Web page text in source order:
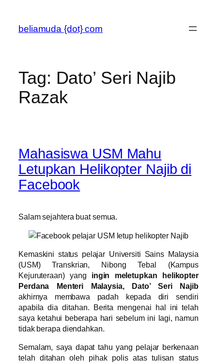
content
beliamuda {dot} com
Tag: Dato’ Seri Najib
Razak
Mahasiswa USM Mahu
Letupkan Helikopter Najib di
Facebook
Salam sejahtera buat semua.
Kemaskini status pelajar Universiti Sains Malaysia
(USM) Transkrian, Nibong Tebal (Kampus
Kejuruteraan) yang ingin meletupkan helikopter
Perdana Menteri Malaysia, Dato’ Seri Najib
akhirnya membawa padah kepada diri sendiri
apabila dia ditahan. Berita mengenai hal ini telah
saya ketahui beberapa hari sebelum ini lagi, namun
tidak berapa diendahkan.
Semalam, saya dapat tahu yang pelajar berkenaan
telah ditahan oleh pihak polis atas tulisan status